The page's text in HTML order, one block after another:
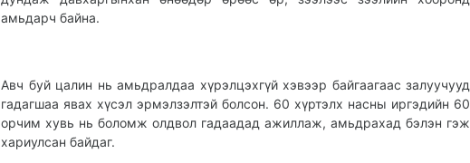
амьдарч байна.
Авч буй цалин нь амьдралдаа хүрэлцэхгүй хэвээр байгаагаас залуучууд
гадагшаа явах хүсэл эрмэлзэлтэй болсон. 60 хүртэлх насны иргэдийн 60
орчим хувь нь боломж олдвол гадаадад ажиллаж, амьдрахад бэлэн гэж
хариулсан байдаг.